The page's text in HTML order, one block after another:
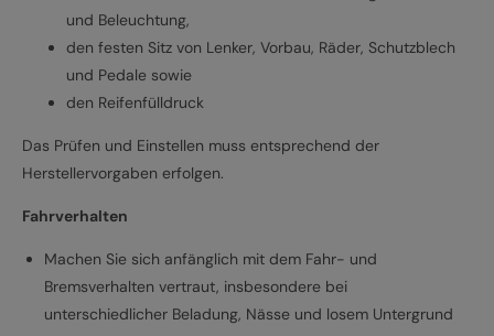
und Beleuchtung,
den festen Sitz von Lenker, Vorbau, Räder, Schutzblech
und Pedale sowie
den Reifenfülldruck
Das Prüfen und Einstellen muss entsprechend der
Herstellervorgaben erfolgen.
Fahrverhalten
Machen Sie sich anfänglich mit dem Fahr- und
Bremsverhalten vertraut, insbesondere bei
unterschiedlicher Beladung, Nässe und losem Untergrund